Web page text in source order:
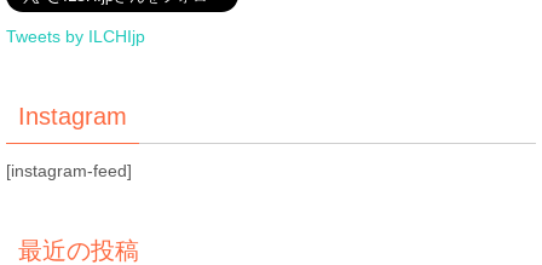
Tweets by ILCHIjp
Instagram
[instagram-feed]
最近の投稿